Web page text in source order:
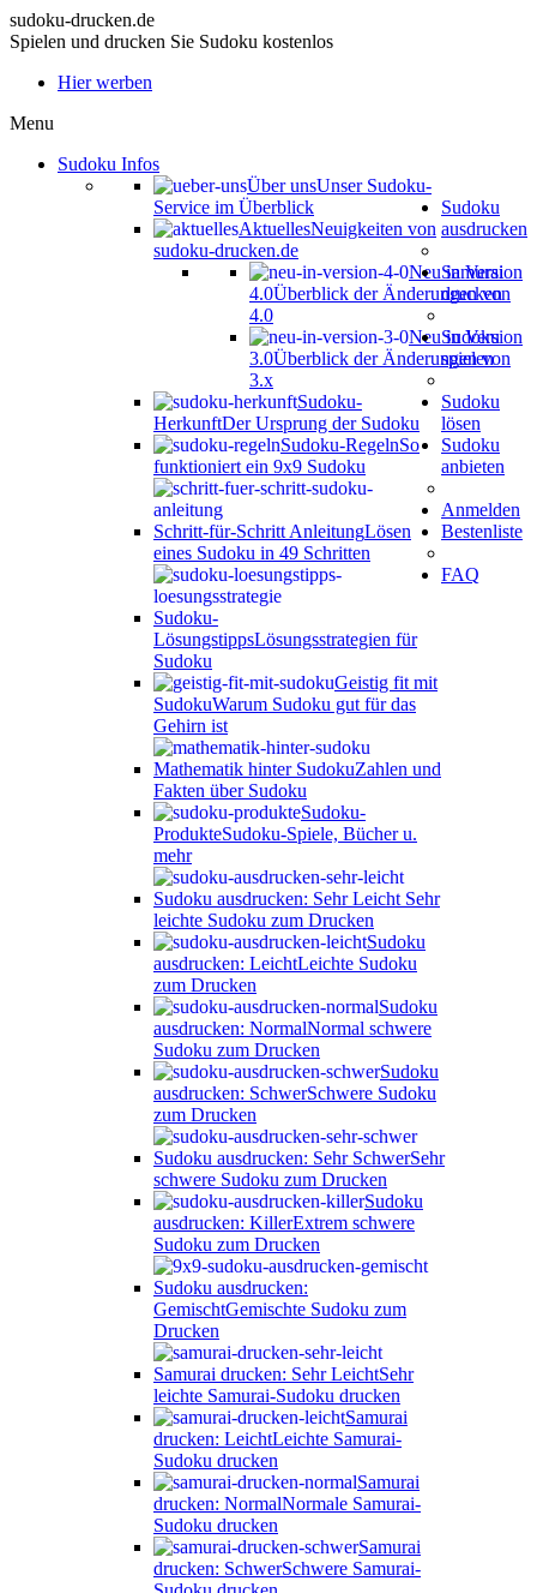
sudoku-drucken.de
Spielen und drucken Sie Sudoku kostenlos
Hier werben
Menu
Sudoku Infos
Über unsUnser Sudoku-
Service im Überblick
AktuellesNeuigkeiten von
sudoku-drucken.de
Neu in Version
4.0Überblick der Änderungen von
4.0
Neu in Version
3.0Überblick der Änderungen von
3.x
Sudoku-
HerkunftDer Ursprung der Sudoku
Sudoku-RegelnSo
funktioniert ein 9x9 Sudoku
Schritt-für-Schritt AnleitungLösen
eines Sudoku in 49 Schritten
Sudoku-
LösungstippsLösungsstrategien für
Sudoku
Geistig fit mit
SudokuWarum Sudoku gut für das
Gehirn ist
Mathematik hinter SudokuZahlen und
Fakten über Sudoku
Sudoku-
ProdukteSudoku-Spiele, Bücher u.
mehr
Sudoku
ausdrucken
Sudoku ausdrucken: Sehr Leicht Sehr
leichte Sudoku zum Drucken
Sudoku
ausdrucken: LeichtLeichte Sudoku
zum Drucken
Sudoku
ausdrucken: NormalNormal schwere
Sudoku zum Drucken
Sudoku
ausdrucken: SchwerSchwere Sudoku
zum Drucken
Sudoku ausdrucken: Sehr SchwerSehr
schwere Sudoku zum Drucken
Sudoku
ausdrucken: KillerExtrem schwere
Sudoku zum Drucken
Sudoku ausdrucken:
GemischtGemischte Sudoku zum
Drucken
Samurai
drucken
Samurai drucken: Sehr LeichtSehr
leichte Samurai-Sudoku drucken
Samurai
drucken: LeichtLeichte Samurai-
Sudoku drucken
Samurai
drucken: NormalNormale Samurai-
Sudoku drucken
Samurai
drucken: SchwerSchwere Samurai-
Sudoku
spielen
Sudoku
lösen
Sudoku
anbieten
Anmelden
Bestenliste
FAQ